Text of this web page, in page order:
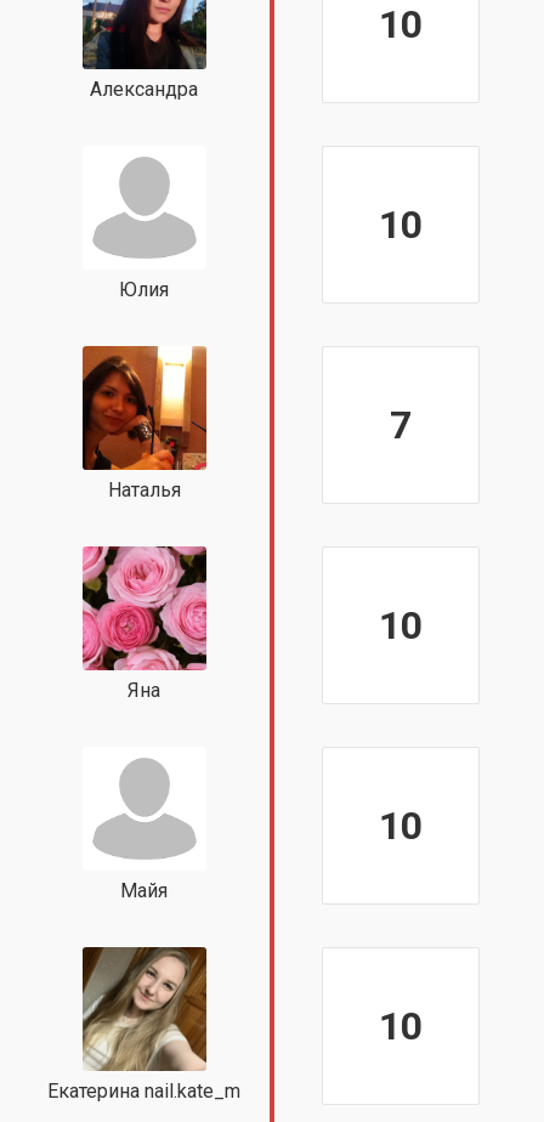
Александра
10
Юлия
10
Наталья
7
Яна
10
Майя
10
Екатерина nail.kate_m
10